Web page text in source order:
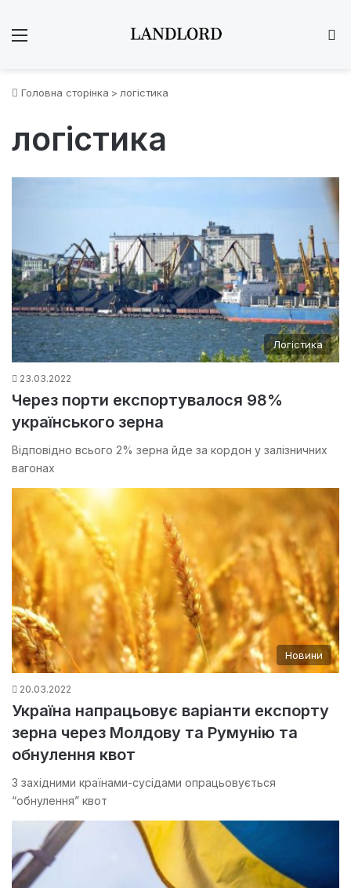
Головна сторінка > логістика
логістика
Логістика
23.03.2022
Через порти експортувалося 98%
українського зерна
Відповідно всього 2% зерна йде за кордон у залізничних
вагонах
Новини
20.03.2022
Україна напрацьовує варіанти експорту
зерна через Молдову та Румунію та
обнулення квот
З західними країнами-сусідами опрацьовується
“обнулення” квот